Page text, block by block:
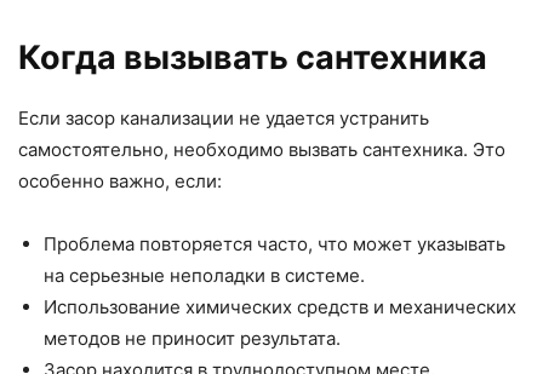
Когда вызывать сантехника
Если засор канализации не удается устранить
самостоятельно, необходимо вызвать сантехника. Это
особенно важно, если:
Проблема повторяется часто, что может указывать
на серьезные неполадки в системе.
Использование химических средств и механических
методов не приносит результата.